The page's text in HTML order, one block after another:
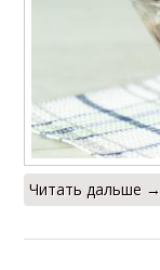
Читать дальше →